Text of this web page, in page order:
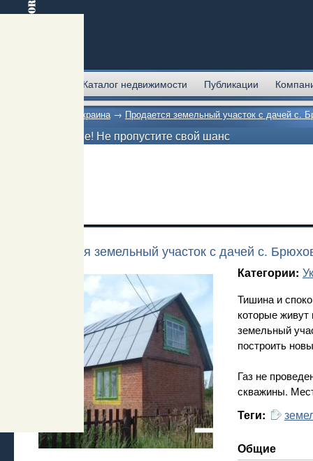
Каталог недвижимости Публикации
Украина→ Продается земельный участок с дачей с.
Внимание! Не пропустите свой шанс
Продается земельный участок с дачей с.
Категории:
Тишина и
которые
земельный
построить
Газ не
скважины.
Теги:
Общие